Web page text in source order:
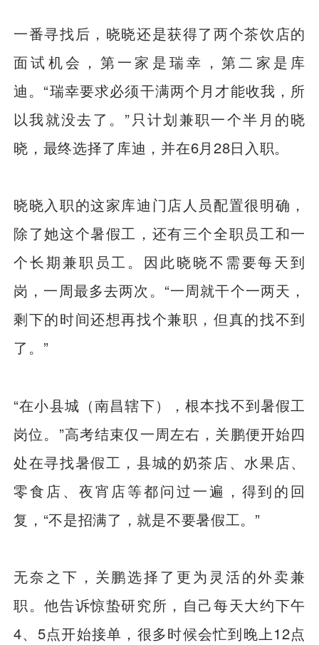
一番寻找后，晓晓还是获得了两个茶饮店的
面试机会，第一家是瑞幸，第二家是库
迪。“瑞幸要求必须干满两个月才能收我，所
以我就没去了。”只计划兼职一个半月的晓
晓，最终选择了库迪，并在6月28日入职。
晓晓入职的这家库迪门店人员配置很明确，
除了她这个暑假工，还有三个全职员工和一
个长期兼职员工。因此晓晓不需要每天到
岗，一周最多去两次。“一周就干个一两天，
剩下的时间还想再找个兼职，但真的找不到
了。”
“在小县城（南昌辖下），根本找不到暑假工
岗位。”高考结束仅一周左右，关鹏便开始四
处在寻找暑假工，县城的奶茶店、水果店、
零食店、夜宵店等都问过一遍，得到的回
复，“不是招满了，就是不要暑假工。”
无奈之下，关鹏选择了更为灵活的外卖兼
职。他告诉惊蛰研究所，自己每天大约下午
4、5点开始接单，很多时候会忙到晚上12点